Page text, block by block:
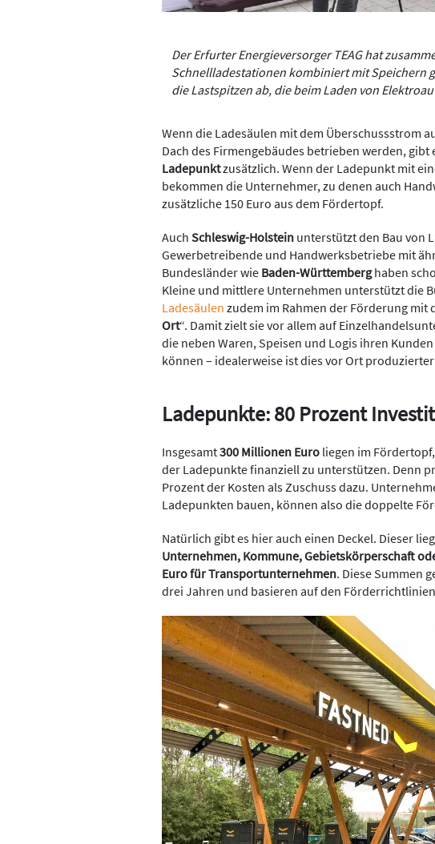
Der Erfurter Energieversorger TEAG hat
Schnellladestationen kombiniert mit Speichern
die Lastspitzen ab, die beim Laden von
Wenn die Ladesäulen mit dem Überschussstrom
Dach des Firmengebäudes betrieben werden, gibt
Ladepunktzusätzlich. Wenn der Ladepunkt mit
bekommen die Unternehmer, zu denen auch
zusätzliche 150 Euro aus dem Fördertopf.
Auch Schleswig-Holstein unterstützt den Bau von
Gewerbetreibende und Handwerksbetriebe mit
Bundesländer wie Baden-Württemberghaben
Kleine und mittlere Unternehmen unterstützt die
Ladesäulen zudem im Rahmen der Förderung mit
Ort“. Damit zielt sie vor allem auf
die neben Waren, Speisen und Logis ihren
können – idealerweise ist dies vor Ort
Ladepunkte: 80 Prozent
Insgesamt300 Millionen Euro liegen im
der Ladepunkte finanziell zu unterstützen. Denn
Prozent der Kosten als Zuschuss dazu.
Ladepunkten bauen, können also die doppelte
Natürlich gibt es hier auch einen Deckel. Dieser
Unternehmen, Kommune, Gebietskörperschaft
Euro für Transportunternehmen. Diese Summen
drei Jahren und basieren auf den